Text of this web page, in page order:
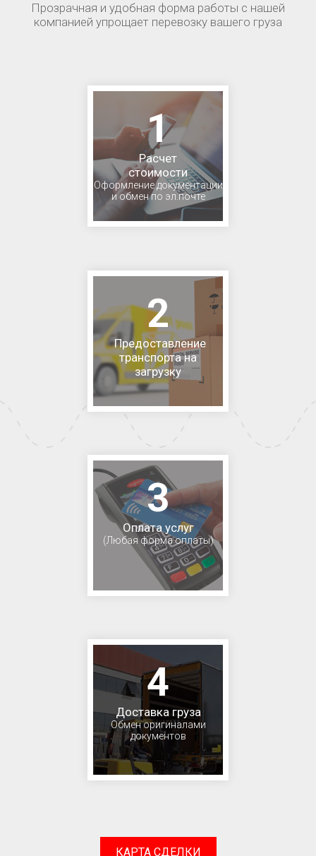
Прозрачная и удобная форма работы с нашей
компанией упрощает перевозку вашего груза
1
Расчет
стоимости
Оформление документации
и обмен по эл.почте
2
Предоставление
транспорта на
загрузку
3
Оплата услуг
(Любая форма оплаты)
4
Доставка груза
Обмен оригиналами
документов
КАРТА СДЕЛКИ